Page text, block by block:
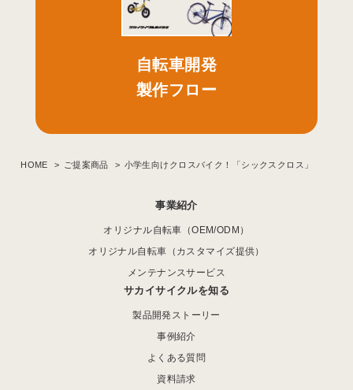
自転車開発
製作フロー
HOME ご提案商品 小学生向けクロスバイク！「シックスクロス」
事業紹介
オリジナル自転車（OEM/ODM）
オリジナル自転車（カスタマイズ提供）
メンテナンスサービス
サカイサイクルを知る
製品開発ストーリー
事例紹介
よくある質問
資料請求